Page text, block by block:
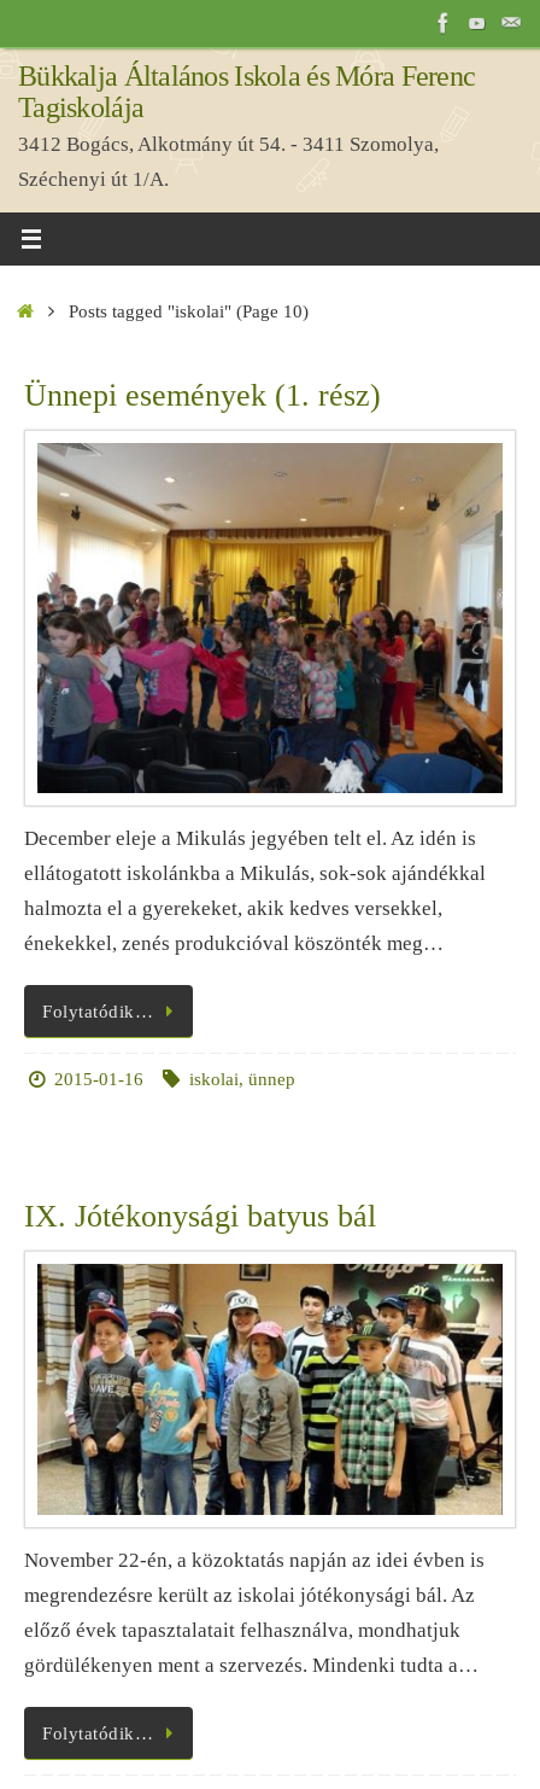
a
tartalomra
Bükkalja Általános Iskola és Móra Ferenc
Tagiskolája
3412 Bogács, Alkotmány út 54. - 3411 Szomolya,
Széchenyi út 1/A.
HomePosts tagged "iskolai" (Page 10)
Ünnepi események (1. rész)
December eleje a Mikulás jegyében telt el. Az idén is
ellátogatott iskolánkba a Mikulás, sok-sok ajándékkal
halmozta el a gyerekeket, akik kedves versekkel,
énekekkel, zenés produkcióval köszönték meg…
Folytatódik…
2015-01-16 iskolai, ünnep
IX. Jótékonysági batyus bál
November 22-én, a közoktatás napján az idei évben is
megrendezésre került az iskolai jótékonysági bál. Az
előző évek tapasztalatait felhasználva, mondhatjuk
gördülékenyen ment a szervezés. Mindenki tudta a…
Folytatódik…